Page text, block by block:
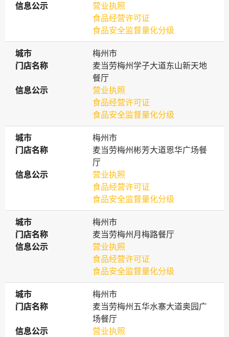
信息公示
信息公示
营业执照
食品经营许可证
食品安全监督量化分级
城市
城市
梅州市
门店名称
门店名称
麦当劳梅州学子大道东山新天地
餐厅
信息公示
信息公示
营业执照
食品经营许可证
食品安全监督量化分级
城市
城市
梅州市
门店名称
门店名称
麦当劳梅州彬芳大道恩华广场餐
厅
信息公示
信息公示
营业执照
食品经营许可证
食品安全监督量化分级
城市
城市
梅州市
门店名称
门店名称
麦当劳梅州月梅路餐厅
信息公示
信息公示
营业执照
食品经营许可证
食品安全监督量化分级
城市
城市
梅州市
门店名称
门店名称
麦当劳梅州五华水寨大道奥园广
场餐厅
信息公示
信息公示
营业执照